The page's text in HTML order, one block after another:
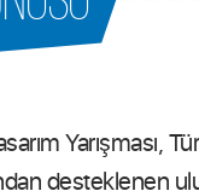
Yarışması,
desteklenen